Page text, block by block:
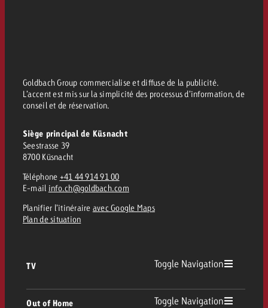
Goldbach Group commercialise et diffuse de la publicité.
L’accent est mis sur la simplicité des processus d’information, de
conseil et de réservation.
Siège principal de Küsnacht
Seestrasse 39
8700 Küsnacht
Téléphone +41 44 914 91 00
E-mail info.ch@goldbach.com
Planifier l’itinéraire avec Google Maps
Plan de situation
TV Toggle Navigation
Out of Home Toggle Navigation